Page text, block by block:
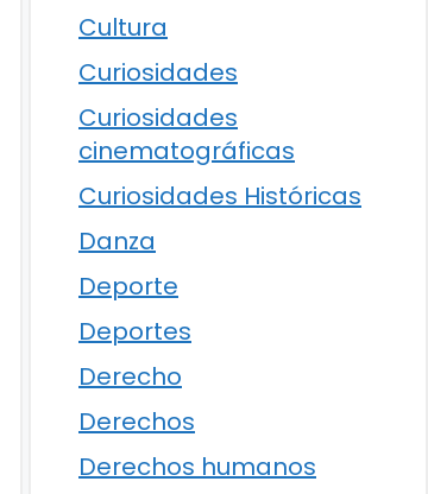
Cultura
Curiosidades
Curiosidades
cinematográficas
Curiosidades Históricas
Danza
Deporte
Deportes
Derecho
Derechos
Derechos humanos